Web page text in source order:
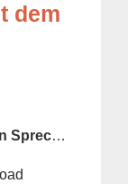
dem
innen